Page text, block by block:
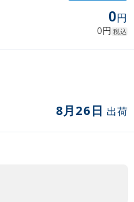
0円
0円 税込
8月26日 出荷